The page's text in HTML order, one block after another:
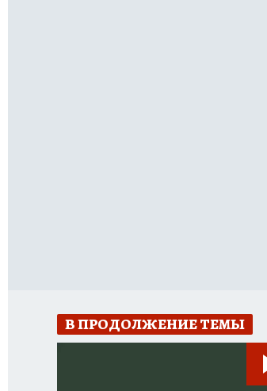
В ПРОДОЛЖЕНИЕ ТЕМЫ